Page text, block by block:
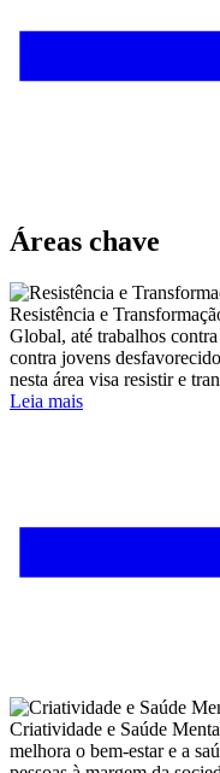
Áreas chave
Resistência e
Global, até trabalhos
contra jovens
nesta área visa resistir e
Leia mais
Criatividade e Saúde
melhora o bem-estar e a